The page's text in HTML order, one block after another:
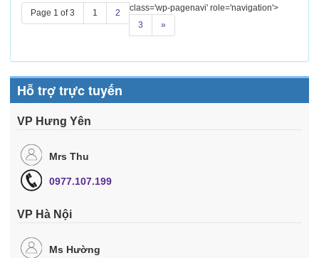
class='wp-pagenavi' role='navigation'>
Page 1 of 3 1
2
3
»
Hỗ trợ trực tuyến
VP Hưng Yên
Mrs Thu
0977.107.199
VP Hà Nội
Ms Hường